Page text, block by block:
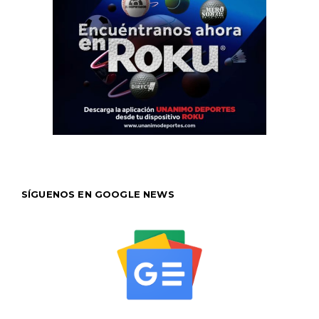
SÍGUENOS EN GOOGLE NEWS